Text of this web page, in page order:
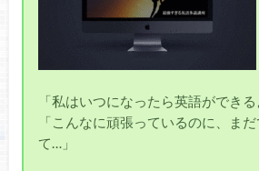
「私はいつになったら英語ができる
「こんなに頑張っているのに、ま
て…」